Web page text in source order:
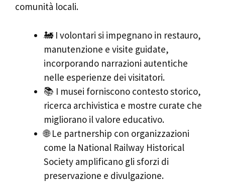
comunità locali.
🚂 I volontari si impegnano in restauro,
manutenzione e visite guidate,
incorporando narrazioni autentiche
nelle esperienze dei visitatori.
📚 I musei forniscono contesto storico,
ricerca archivistica e mostre curate che
migliorano il valore educativo.
🌐 Le partnership con organizzazioni
come la National Railway Historical
Society amplificano gli sforzi di
preservazione e divulgazione.